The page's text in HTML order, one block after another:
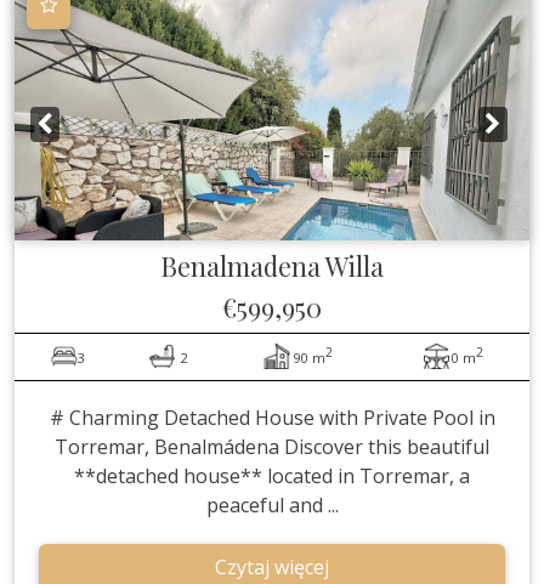
BenalmadenaWilla
€599,950
3 2 90 m2 0 m2
# Charming Detached House with Private Pool in
Torremar, Benalmádena Discover this beautiful
**detached house** located in Torremar, a
peaceful and ...
Czytaj więcej